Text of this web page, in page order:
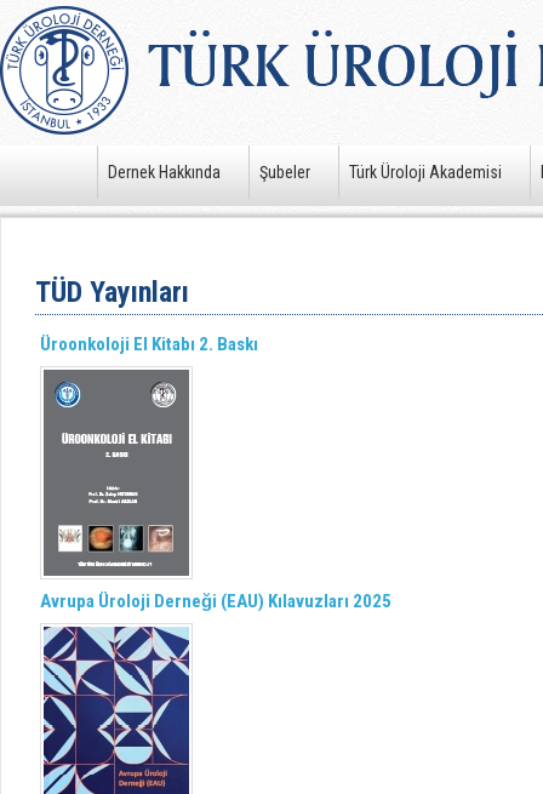
Dernek Hakkında Şubeler Türk Üroloji Akademisi
TÜD Yayınları
Üroonkoloji El Kitabı 2. Baskı
Avrupa Üroloji Derneği (EAU) Kılavuzları 2025